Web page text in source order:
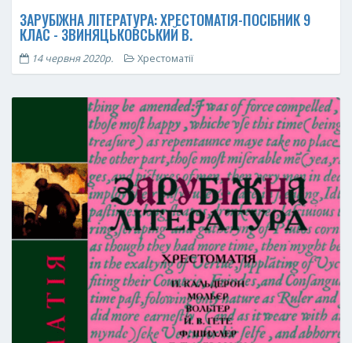
ЗАРУБІЖНА ЛІТЕРАТУРА: ХРЕСТОМАТІЯ-ПОСІБНИК 9
КЛАС - ЗВИНЯЦЬКОВСЬКИЙ В.
14 червня 2020р. Хрестоматії